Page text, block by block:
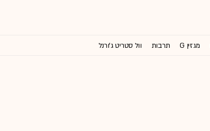
מגזין G תרבות וול סטריט ג'ורנל